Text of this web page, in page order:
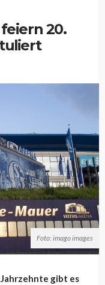
20.
Foto: imago images
gibt es